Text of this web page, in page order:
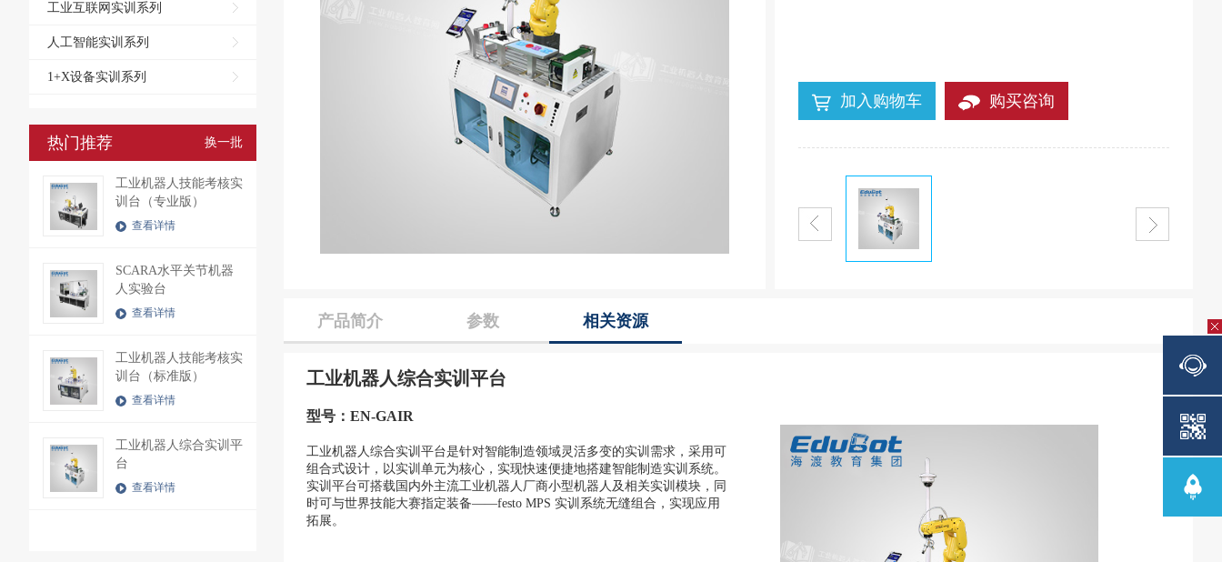
工业互联网实训系列
人工智能实训系列
1+X设备实训系列
热门推荐 换一批
工业机器人技能考核实
训台（专业版）
查看详情
SCARA水平关节机器
人实验台
查看详情
工业机器人技能考核实
训台（标准版）
查看详情
工业机器人综合实训平
台
查看详情
加入购物车 购买咨询
产品简介 参数 相关资源
工业机器人综合实训平台
型号：EN-GAIR
工业机器人综合实训平台是针对智能制造领域灵活多变的实训需求，采用可
组合式设计，以实训单元为核心，实现快速便捷地搭建智能制造实训系统。
实训平台可搭载国内外主流工业机器人厂商小型机器人及相关实训模块，同
时可与世界技能大赛指定装备——festo MPS 实训系统无缝组合，实现应用
拓展。